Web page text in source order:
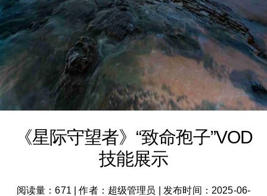
《星际守望者》“致命孢子”VOD
技能展示
阅读量：671 |作者：超级管理员
发布时间：2025-06-